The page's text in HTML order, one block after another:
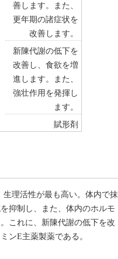
善します。また、
更年期の諸症状を
改善します。
新陳代謝の低下を
改善し、食欲を増
進します。また、
強壮作用を発揮し
ます。
賦形剤
理活性が最も高い。体内で抹
抑制し、また、体内のホルモ
これに、新陳代謝の低下を改
ンE主薬製薬である。